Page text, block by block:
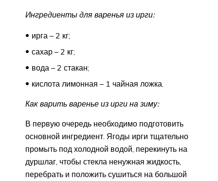
Ингредиенты для варенья из ирги:
ирга – 2 кг;
сахар – 2 кг;
вода – 2 стакан;
кислота лимонная – 1 чайная ложка.
Как варить варенье из ирги на зиму:
В первую очередь необходимо подготовить
основной ингредиент. Ягоды ирги тщательно
промыть под холодной водой, перекинуть на
дуршлаг, чтобы стекла ненужная жидкость,
перебрать и положить сушиться на большой